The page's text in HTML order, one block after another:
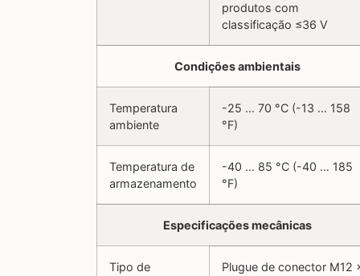
produtos com
classificação ≤36 V
Condições ambientais
Temperatura
ambiente
-25 … 70 °C (-13 … 158
°F)
Temperatura de
armazenamento
-40 … 85 °C (-40 … 185
°F)
Especificações mecânicas
Tipo de
Plugue de conector M12